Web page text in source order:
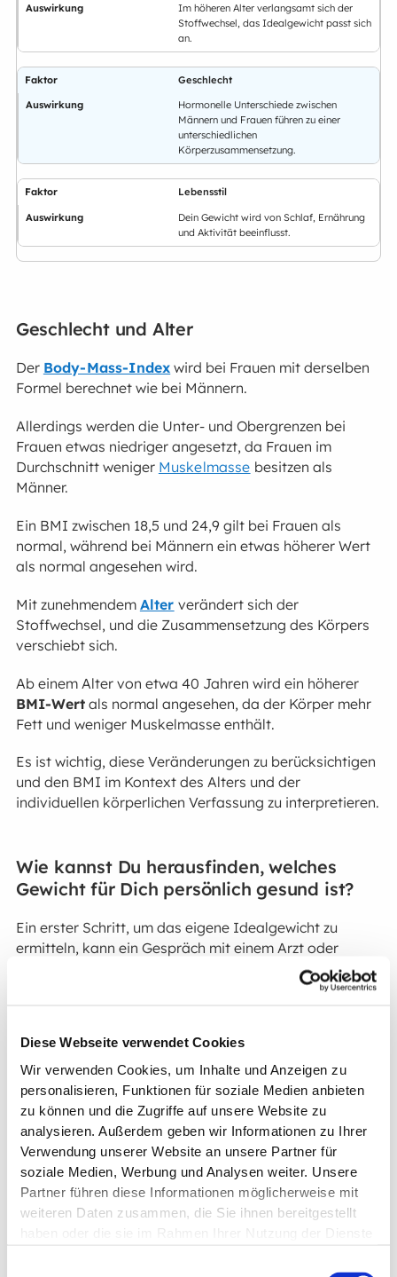
Diese Webseite verwendet Cookies
Wir verwenden Cookies, um Inhalte und Anzeigen zu
personalisieren, Funktionen für soziale Medien anbieten
zu können und die Zugriffe auf unsere Website zu
analysieren. Außerdem geben wir Informationen zu Ihrer
Verwendung unserer Website an unsere Partner für
soziale Medien, Werbung und Analysen weiter. Unsere
Partner führen diese Informationen möglicherweise mit
weiteren Daten zusammen, die Sie ihnen bereitgestellt
Im höheren Alter verlangsamt sich der
Stoffwechsel, das Idealgewicht passt sich
an.
Geschlecht
Hormonelle Unterschiede zwischen
Männern und Frauen führen zu einer
unterschiedlichen
Körperzusammensetzung.
Lebensstil
Dein Gewicht wird von Schlaf, Ernährung
und Aktivität beeinflusst.
Geschlecht und Alter
Der Body-Mass-Index wird bei Frauen mit derselben
Formel berechnet wie bei Männern.
Allerdings werden die Unter- und Obergrenzen bei
Frauen etwas niedriger angesetzt, da Frauen im
Durchschnitt weniger Muskelmasse besitzen als
Männer.
Ein BMI zwischen 18,5 und 24,9 gilt bei Frauen als
normal, während bei Männern ein etwas höherer Wert
als normal angesehen wird.
Mit zunehmendem Alter verändert sich der
Stoffwechsel, und die Zusammensetzung des Körpers
verschiebt sich.
Ab einem Alter von etwa 40 Jahren wird ein höherer
BMI-Wertals normal angesehen, da der Körper mehr
Fett und weniger Muskelmasse enthält.
Es ist wichtig, diese Veränderungen zu berücksichtigen
und den BMI im Kontext des Alters und der
individuellen körperlichen Verfassung zu interpretieren.
Wie kannst Du herausfinden, welches
Gewicht für Dich persönlich gesund ist?
Ein erster Schritt, um das eigene Idealgewicht zu
ermitteln, kann ein Gespräch mit einem Arzt oder
persönliche Ziele berücksichtigen.
Methoden wie eine Körperfettmessung oder eine
Stoffwechselanalyse bieten präzisere Informationen
als die reine Betrachtung des BMI.
Wenn Du Deinen BMI noch nicht kennst, kannst Du
unseren praktischen BMI-Rechner verwenden.